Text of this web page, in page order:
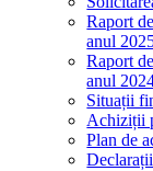
Raport
anul
Raport
anul
Situații
Achiziții
Plan de